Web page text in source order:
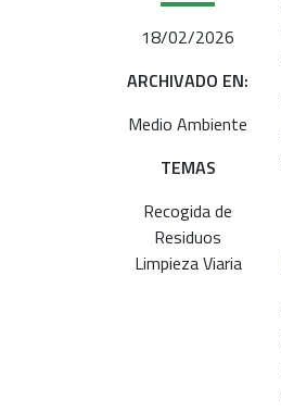
18/02/2026
ARCHIVADO EN:
Medio Ambiente
TEMAS
Recogida de
Residuos
Limpieza Viaria